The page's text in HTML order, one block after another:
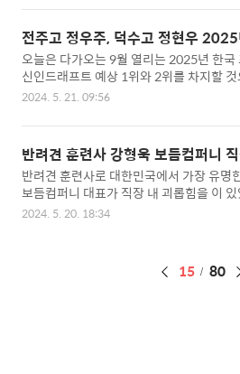
되고 있습니다.CCTV배치과도한 직원 감
채팅 감시직원들 SNS 검열각 부서 이간질
미지급초과근로 강요화장실 사용 통제 보듬
화장실 고장이 잦자, 강형..
청약이 되며, 입주는 2016년도 말부터 진
니다.▣ 마포자이힐스테이트 강북 대장이라
는 마포자이힐스테이트는 공덕역과 애오
에 위치해 있으며, 1,101세대로 이루어진,
최고 22층 규모입니다. 2026년 11월 입
로 핬고 있으며, 2024년 5월 말 조합원 물량
랜드는 대한민국 1등 브랜드인 자이와 힐
가 예정되어 있으며, 인프라와 교통, 병원,
반경 1.5km~2km 내에 모두 포진되어 있
기업과..
전주고 정우주, 덕수고 정현우
드래프트 소개
오늘은 다가오는 9월 열리는 2025년 한국
신인드래프트 예상 1위와 2위를 차지할
이는 두 투수를 소개해드리겠습니다. 바로,
투수 정현우선우입니다. 이 두 선수는 키
에서 드래프트가 예상되는 선수입니다.▣
정우주 2025년 한국프로야구 신인 드래
가장 강력한 1순위는 바로 전주고등학교
수 정우주 선수입니다. 정우주 선수는 올
km의 최구 구속을 세우며, 올시즌 가장 빠
속을 올릴 계획이라고 합니다.1학년 : 13.1
승 / 평균자책점 0.69 / 삼진 20개 / 볼넷 5..
2024. 5. 21. 09:56
반려견 훈련사 강형욱 보듬컴퍼니
롭힘
반려견 훈련사로 대한민국에서 가장 유명
보듬컴퍼니 대표가 직장 내 괴롭힘을 이
폭로가 연일 나오고 있습니다. 강형욱 대표
기도 하였으며, 모욕과 인격을 폄하하기도
전했습니다.▣ 강형욱 직장 내 괴롭힘 반려
2024. 5. 20. 18:34
페
15 80